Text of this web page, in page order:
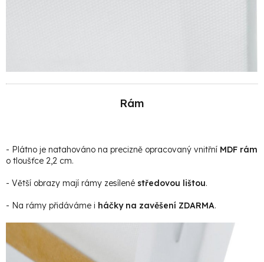
Rám
- Plátno je natahováno na precizně opracovaný vnitřní MDF rám
o tloušťce 2,2 cm.
- Větší obrazy mají rámy zesílené středovou lištou.
- Na rámy přidáváme i háčky na zavěšení ZDARMA.